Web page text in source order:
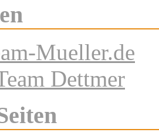
Mueller.de
Dettmer